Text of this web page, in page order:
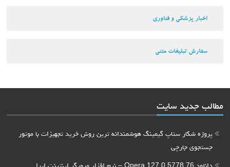
و فناوری
متنی
سایت
ستاپ گیمینگ هوشمندانه ترین روش خرید تجهیزات با موتور